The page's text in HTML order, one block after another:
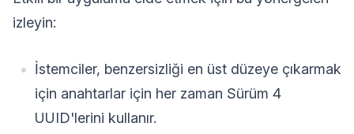
izleyin:
İstemciler, benzersizliği en üst düzeye çıkarmak
için anahtarlar için her zaman Sürüm 4
UUID'lerini kullanır.